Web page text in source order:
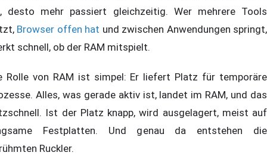
desto mehr passiert gleichzeitig. Wer mehrere Tools
Browser offen hat und zwischen Anwendungen springt,
schnell, ob der RAM mitspielt.
Rolle von RAM ist simpel: Er liefert Platz für temporäre
Alles, was gerade aktiv ist, landet im RAM, und das
Ist der Platz knapp, wird ausgelagert, meist auf
Festplatten. Und genau da entstehen die
Ruckler.